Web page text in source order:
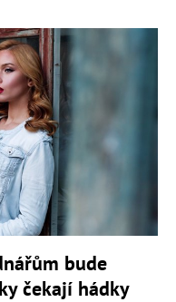
bude
čekají hádky